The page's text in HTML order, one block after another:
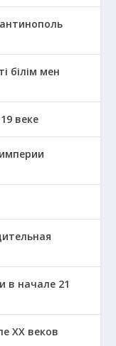
білім мен
веке
в начале 21
ХХ веков